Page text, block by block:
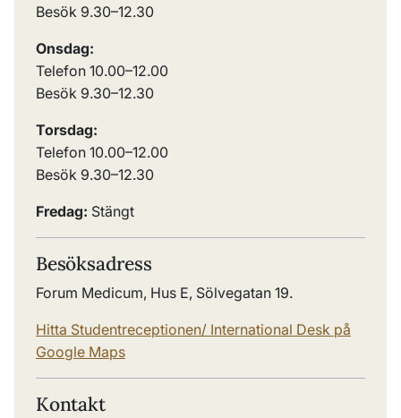
Besök 9.30–12.30
Onsdag:
Telefon 10.00–12.00
Besök 9.30–12.30
Torsdag:
Telefon 10.00–12.00
Besök 9.30–12.30
Fredag: Stängt
Besöksadress
Forum Medicum, Hus E, Sölvegatan 19.
Hitta Studentreceptionen/ International Desk på
Google Maps
Kontakt